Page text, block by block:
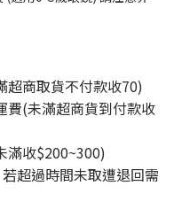
超商取貨不付款收70)
費(未滿超商貨到付款收
滿收$200~300)
超過時間未取遭退回需